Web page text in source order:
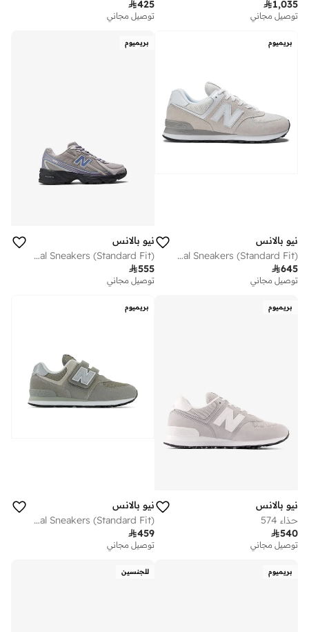
1,035
توصيل مجاني
425
توصيل مجاني
بريميوم
نيو بالانس
Men's 574 Core casual Sneakers (Standard Fit)
645
توصيل مجاني
بريميوم
نيو بالانس
Kids 740 Lace casual Sneakers (Standard Fit)
555
توصيل مجاني
بريميوم
نيو بالانس
حذاء 574
540
توصيل مجاني
بريميوم
نيو بالانس
Kids 574 HOOK & LOOP casual Sneakers (Standard Fit)
459
توصيل مجاني
بريميوم للجنسين